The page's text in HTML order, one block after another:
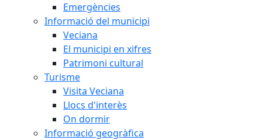
Emergències
Informació del municipi
Veciana
El municipi en xifres
Patrimoni cultural
Turisme
Visita Veciana
Llocs d'interès
On dormir
Informació geogràfica